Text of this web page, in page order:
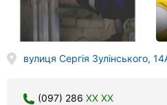
вулиця Сергія Зулінського,
(097) 286 XX XX